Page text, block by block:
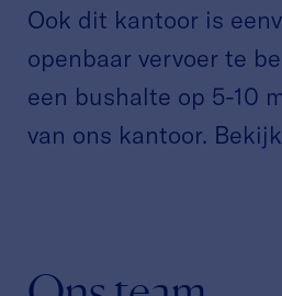
Ook dit kantoor is
openbaar vervoer te
een bushalte op 5-10
van ons kantoor.